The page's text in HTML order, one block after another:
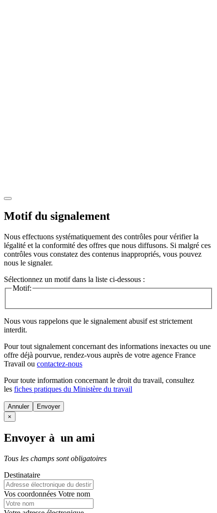
Motif du signalement
Nous effectuons systématiquement des contrôles pour vérifier la
légalité et la conformité des offres que nous diffusons. Si malgré ces
contrôles vous constatez des contenus inappropriés, vous pouvez
nous le signaler.
Sélectionnez un motif dans la liste ci-dessous :
Motif:
Nous vous rappelons que le signalement abusif est strictement
interdit.
Pour tout signalement concernant des informations inexactes ou une
offre déjà pourvue, rendez-vous auprès de votre agence France
Travail ou contactez-nous
Pour toute information concernant le droit du travail, consultez
les fiches pratiques du Ministère du travail
Annuler
×
Envoyer à un ami
Tous les champs sont obligatoires
Destinataire
Vos coordonnées Votre nom